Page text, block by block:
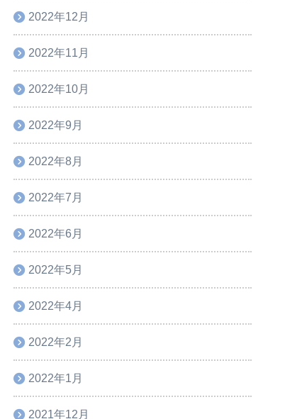
2022年12月
2022年11月
2022年10月
2022年9月
2022年8月
2022年7月
2022年6月
2022年5月
2022年4月
2022年2月
2022年1月
2021年12月